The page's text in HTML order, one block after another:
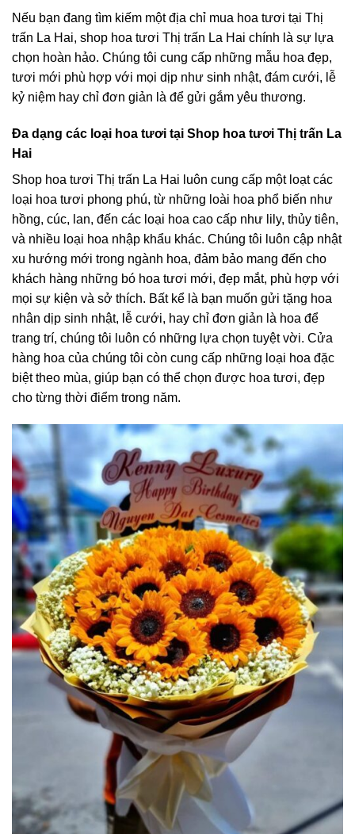
Nếu bạn đang tìm kiếm một địa chỉ mua hoa tươi tại Thị
trấn La Hai, shop hoa tươi Thị trấn La Hai chính là sự lựa
chọn hoàn hảo. Chúng tôi cung cấp những mẫu hoa đẹp,
tươi mới phù hợp với mọi dịp như sinh nhật, đám cưới, lễ
kỷ niệm hay chỉ đơn giản là để gửi gắm yêu thương.
Đa dạng các loại hoa tươi tại Shop hoa tươi Thị trấn La
Hai
Shop hoa tươi Thị trấn La Hai luôn cung cấp một loạt các
loại hoa tươi phong phú, từ những loài hoa phổ biến như
hồng, cúc, lan, đến các loại hoa cao cấp như lily, thủy tiên,
và nhiều loại hoa nhập khẩu khác. Chúng tôi luôn cập nhật
xu hướng mới trong ngành hoa, đảm bảo mang đến cho
khách hàng những bó hoa tươi mới, đẹp mắt, phù hợp với
mọi sự kiện và sở thích. Bất kể là bạn muốn gửi tặng hoa
nhân dịp sinh nhật, lễ cưới, hay chỉ đơn giản là hoa để
trang trí, chúng tôi luôn có những lựa chọn tuyệt vời. Cửa
hàng hoa của chúng tôi còn cung cấp những loại hoa đặc
biệt theo mùa, giúp bạn có thể chọn được hoa tươi, đẹp
cho từng thời điểm trong năm.